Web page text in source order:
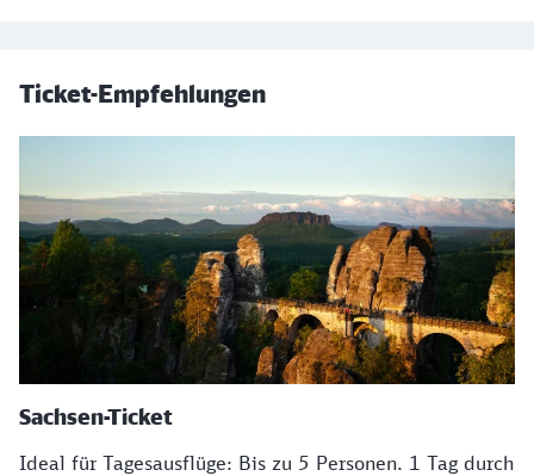
Ticket-Empfehlungen
Sachsen-Ticket
Ideal für Tagesausflüge: Bis zu 5 Personen. 1 Tag durch